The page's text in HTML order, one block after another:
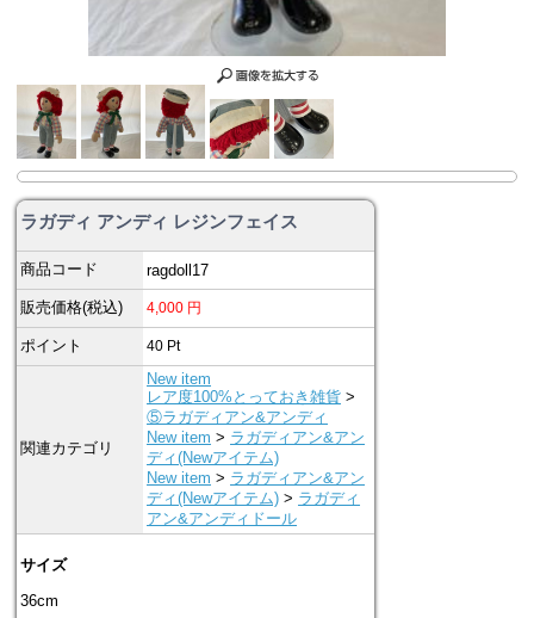
ラガディ アンディ レジンフェイス
商品コード ragdoll17
販売価格(税込) 4,000 円
ポイント 40 Pt
関連カテゴリ
New item
レア度100%とっておき雑貨 >
⑤ラガディアン&アンディ
New item > ラガディアン&アン
ディ(Newアイテム)
New item > ラガディアン&アン
ディ(Newアイテム) > ラガディ
アン&アンディドール
サイズ
36cm